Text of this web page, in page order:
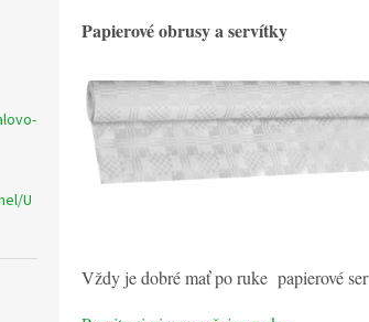
U
Papierové obrusy a servítky
Vždy je dobré mať po ruke papierové